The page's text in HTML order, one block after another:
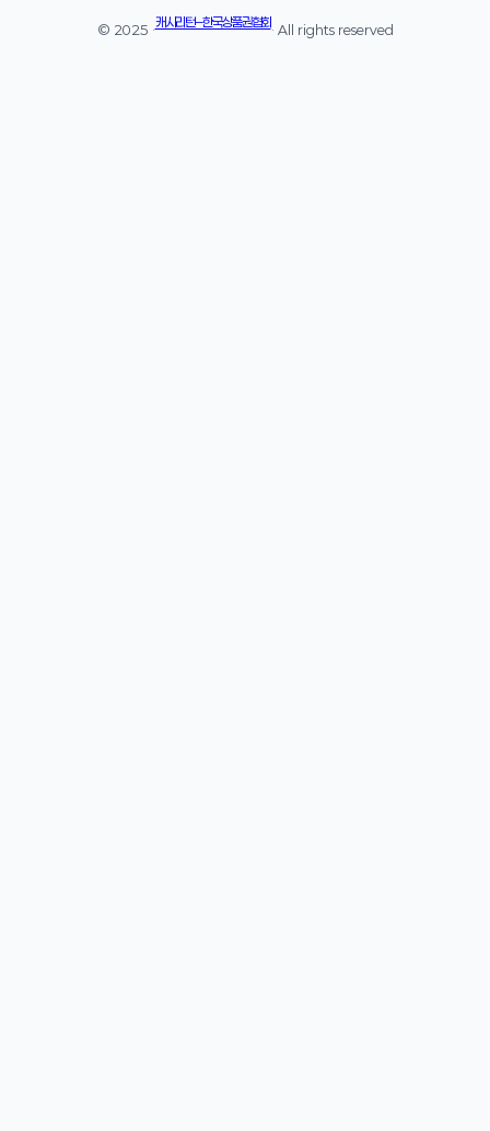
© 2025 ·
캐시리턴 – 한국상품권협회
· All rights reserved